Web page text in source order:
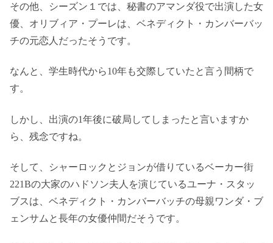
その他、シーズン１では、秘書のアマンダ役で出演した女
優、オリブィア・プーレは、ベネディクト・カンバーバッ
チの元恋人だったそうです。
なんと、学生時代から10年も交際していたと言う間柄で
す。
しかし、出演の1年後に破局してしまったと言いますか
ら、残念ですね。
そして、シャーロックとジョンが借りているベーカー街
221Bの大家のハドソン夫人を演じているユーナ・スタッ
ブスは、ベネディクト・カンバーバッチの母親ワンダ・ブ
ェンサムと長年の女優仲間だそうです。